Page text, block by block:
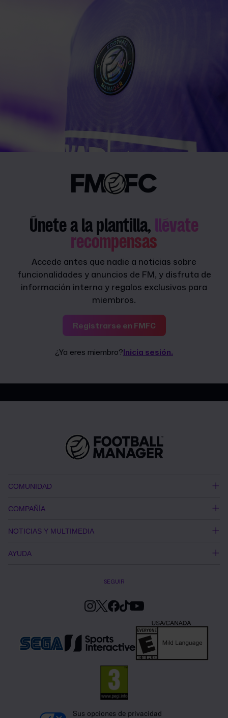
Únete a la plantilla, llévate
recompensas
Accede antes que nadie a noticias sobre
funcionalidades y anuncios de FM, y disfruta de
información interna y regalos exclusivos para
miembros.
Registrarse en FMFC
¿Ya eres miembro?Inicia sesión.
COMUNIDAD
COMPAÑÍA
NOTICIAS Y MULTIMEDIA
AYUDA
SEGUIR
Sus opciones de privacidad